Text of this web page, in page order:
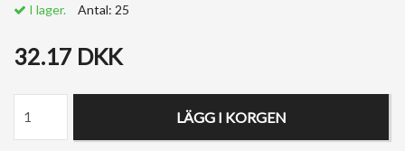
I lager. Antal: 25
32.17 DKK
LÄGG I KORGEN